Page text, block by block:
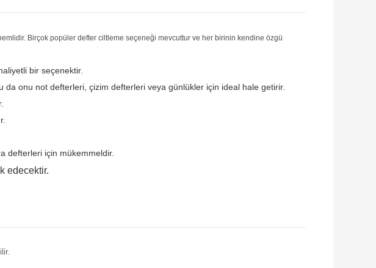
Birçok popüler defter ciltleme seçeneği mevcuttur ve her birinin kendine özgü
bir seçenektir.
da onu not defterleri, çizim defterleri veya günlükler için ideal hale getirir.
defterleri için mükemmeldir.
edecektir.